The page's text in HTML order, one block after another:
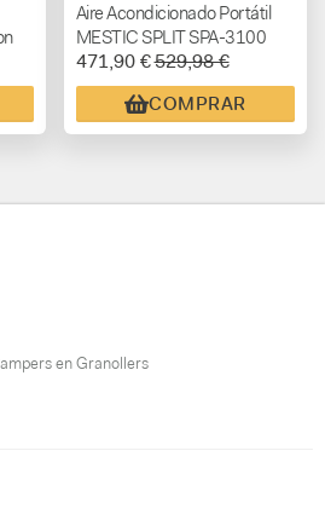
Aire Acondicionado Portátil
MESTIC SPLIT SPA-3100
471,90 €529,98 €
COMPRAR
en Granollers